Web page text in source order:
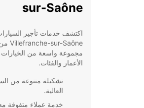
sur-Saône
اكتشف خدمات تأجير
مجموعة واسعة من الخيارات
الأعمار والفئات.
تشكيلة متنوعة من
العالية.
خدمة عملاء متفوقة